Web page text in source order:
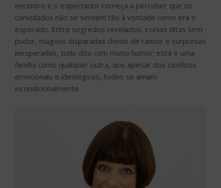
encontro e o espectador começa a perceber que os
convidados não se sentem tão à vontade como era o
esperado. Entre segredos revelados, ironias ditas sem
pudor, mágoas disparadas cheias de rancor e surpresas
inesperadas, tudo dito com muito humor; está é uma
família como qualquer outra, que apesar dos conflitos
emocionais e ideológicos, todos se amam
incondicionalmente.